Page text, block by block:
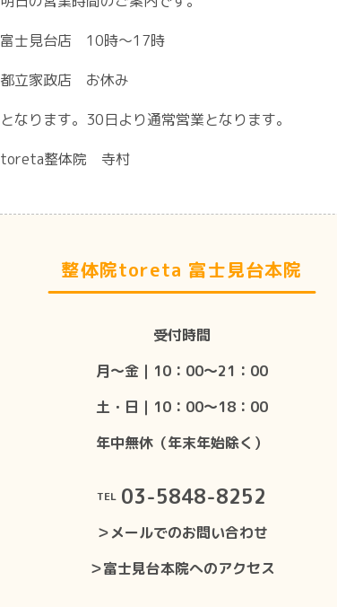
富士見台店 10時～17時
都立家政店 お休み
となります。30日より通常営業となります。
toreta整体院 寺村
整体院toreta 富士見台本院
受付時間
月〜金｜10：00〜21：00
土・日｜10：00〜18：00
年中無休（年末年始除く）
TEL 03-5848-8252
＞メールでのお問い合わせ
＞富士見台本院へのアクセス